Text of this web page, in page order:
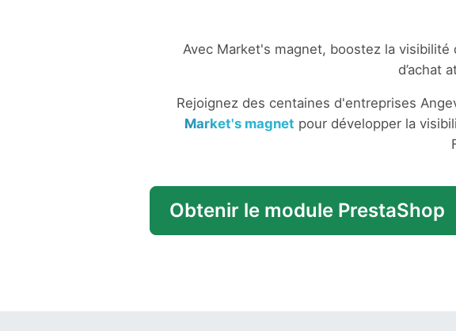
Avec Market's magnet, boostez la visibilité
d’achat
Rejoignez des centaines d'entreprises
Market's magnet pour développer la
Obtenir le module PrestaShop